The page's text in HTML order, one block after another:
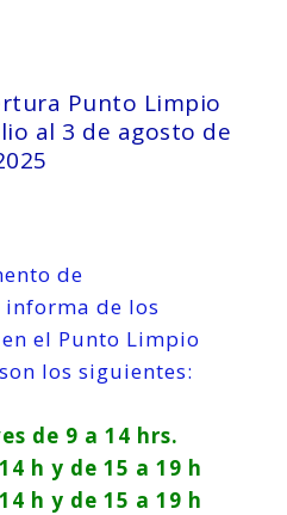
Punto Limpio
al 3 de agosto de
de
de los
el Punto Limpio
los siguientes:
de 9 a 14 hrs.
h y de 15 a 19 h
h y de 15 a 19 h